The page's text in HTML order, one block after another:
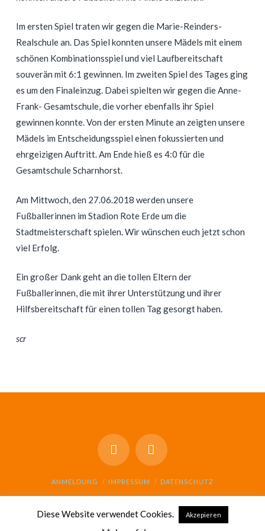
Im ersten Spiel traten wir gegen die Marie-Reinders-
Realschule an. Das Spiel konnten unsere Mädels mit einem
schönen Kombinationsspiel und viel Laufbereitschaft
souverän mit 6:1 gewinnen. Im zweiten Spiel des Tages ging
es um den Finaleinzug. Dabei spielten wir gegen die Anne-
Frank- Gesamtschule, die vorher ebenfalls ihr Spiel
gewinnen konnte. Von der ersten Minute an zeigten unsere
Mädels im Entscheidungsspiel einen fokussierten und
ehrgeizigen Auftritt. Am Ende hieß es 4:0 für die
Gesamtschule Scharnhorst.
Am Mittwoch, den 27.06.2018 werden unsere
Fußballerinnen im Stadion Rote Erde um die
Stadtmeisterschaft spielen. Wir wünschen euch jetzt schon
viel Erfolg.
Ein großer Dank geht an die tollen Eltern der
Fußballerinnen, die mit ihrer Unterstützung und ihrer
Hilfsbereitschaft für einen tollen Tag gesorgt haben.
scr
ANMELDUNG IMPRESSUM DATENSCHUTZ
Diese Website verwendet Cookies. Akzepieren